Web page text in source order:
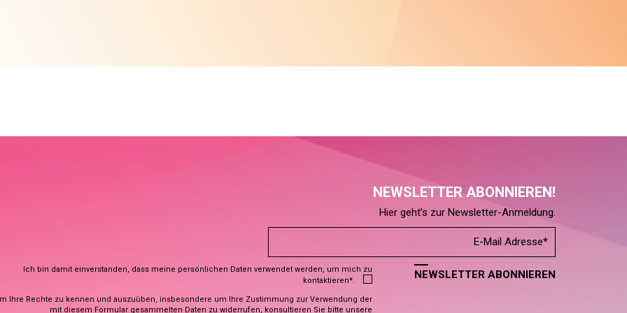
NEWSLETTER ABONNIEREN!
Hier geht’s zur Newsletter-Anmeldung.
Ich bin damit einverstanden, dass meine persönlichen Daten verwendet werden, um mich zu
kontaktieren*.
Ihre Rechte zu kennen und auszuüben, insbesondere um Ihre Zustimmung zur Verwendung der
mit diesem Formular gesammelten Daten zu widerrufen, konsultieren Sie bitte unsere
NEWSLETTER ABONNIEREN